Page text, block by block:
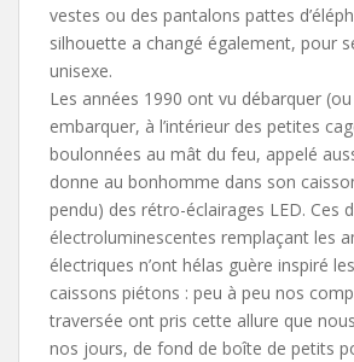
vestes ou des pantalons pattes
silhouette a changé également, pour
unisexe.
Les années 1990 ont vu débarquer
embarquer, à l’intérieur des petites
boulonnées au mât du feu, appelé
donne au bonhomme dans son
pendu) des rétro-éclairages LED. Ces
électroluminescentes remplaçant les
électriques n’ont hélas guère inspiré
caissons piétons : peu à peu nos
traversée ont pris cette allure que
nos jours, de fond de boîte de petits